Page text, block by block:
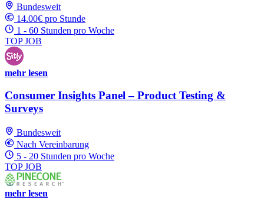
Bundesweit
14.00€ pro Stunde
1 - 60 Stunden pro Woche
TOP JOB
mehr lesen
Consumer Insights Panel – Product Testing &
Surveys
Bundesweit
Nach Vereinbarung
5 - 20 Stunden pro Woche
TOP JOB
mehr lesen